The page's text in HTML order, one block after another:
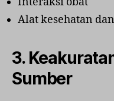
Alat kesehatan
3.
Sumber